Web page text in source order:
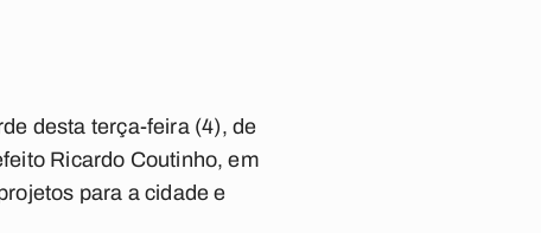
desta terça-feira (4), de
Ricardo Coutinho, em
para a cidade e